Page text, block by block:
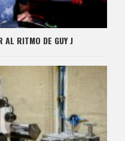
AL RITMO DE GUY J